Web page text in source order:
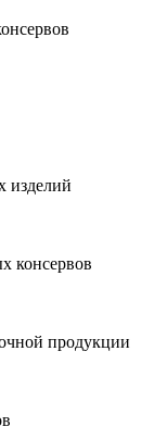
изделий
консервов
продукции